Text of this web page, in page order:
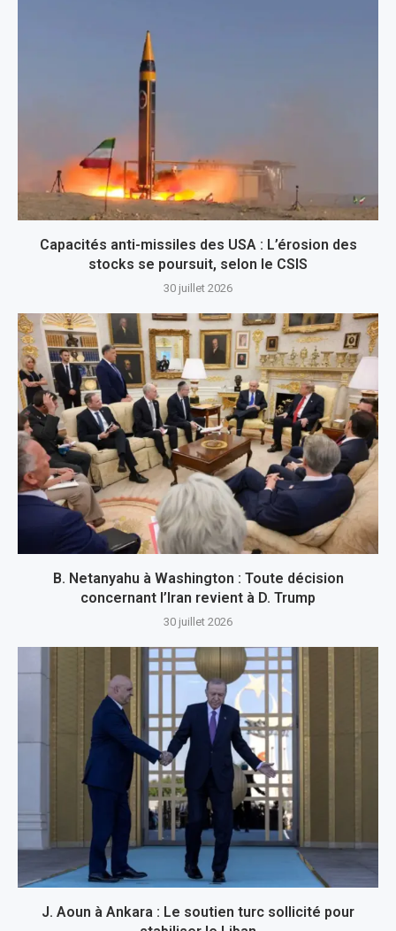
Capacités anti-missiles des USA : L’érosion des
stocks se poursuit, selon le CSIS
30 juillet 2026
B. Netanyahu à Washington : Toute décision
concernant l’Iran revient à D. Trump
30 juillet 2026
J. Aoun à Ankara : Le soutien turc sollicité pour